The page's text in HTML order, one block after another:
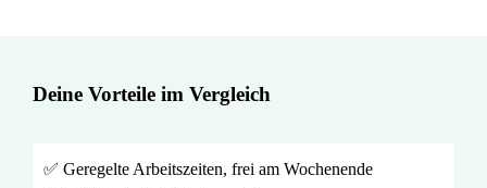
Deine Vorteile im Vergleich
✅ Geregelte Arbeitszeiten, frei am Wochenende